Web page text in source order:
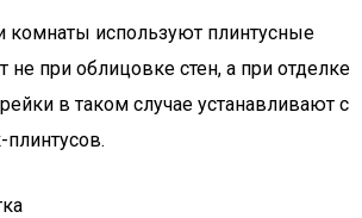
комнаты используют плинтусные
не при облицовке стен, а при отделке
в таком случае устанавливают с
плинтусов.